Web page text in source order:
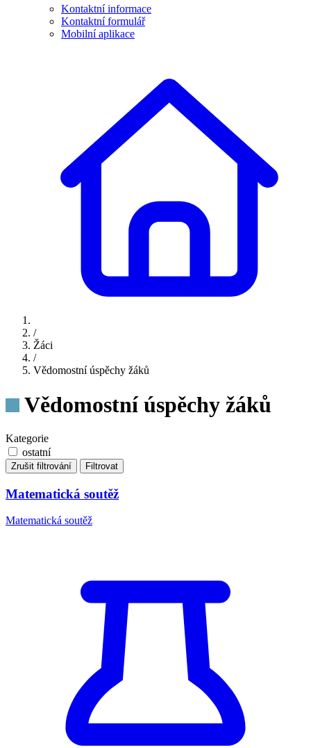
Kontaktní informace
Kontaktní formulář
Mobilní aplikace
/
Žáci
/
Vědomostní úspěchy žáků
Vědomostní úspěchy žáků
Kategorie
ostatní
Zrušit filtrování Filtrovat
Matematická soutěž
Matematická soutěž